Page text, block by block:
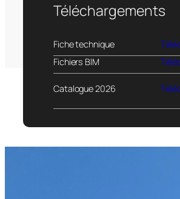
Téléchargements
Fiche technique
Fichiers BIM
Catalogue 2026